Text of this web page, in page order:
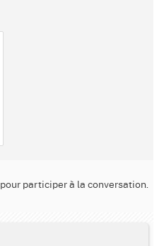
pour participer à la conversation.